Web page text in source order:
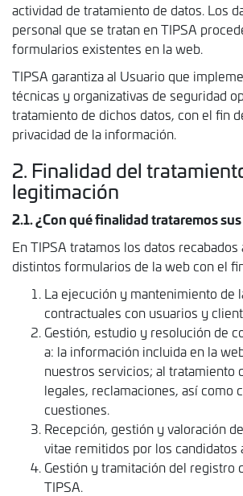
actividad de tratamiento de datos. Los
personal que se tratan en TIPSA
formularios existentes en la web.
TIPSA garantiza al Usuario que
técnicas y organizativas de seguridad
tratamiento de dichos datos, con el fin
privacidad de la información.
2. Finalidad del
legitimación
2.1. ¿Con qué finalidad trataremos
En TIPSA tratamos los datos recabados
distintos formularios de la web con el
La ejecución y mantenimiento de
contractuales con usuarios y
Gestión, estudio y resolución de
a: la información incluida en la
nuestros servicios; al tratamiento
legales, reclamaciones, así como
cuestiones.
Recepción, gestión y valoración
vitae remitidos por los candidatos
Gestión y tramitación del registro
TIPSA.